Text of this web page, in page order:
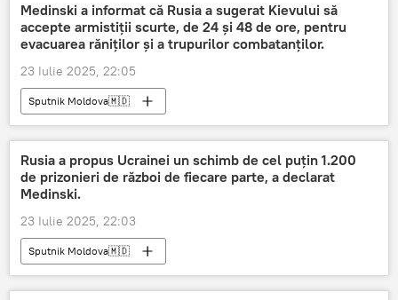
Medinski a informat că Rusia a sugerat Kievului să
accepte armistiții scurte, de 24 și 48 de ore, pentru
evacuarea răniților și a trupurilor combatanților.
23 Iulie 2025, 22:05
Sputnik Moldova🇲🇩
Rusia a propus Ucrainei un schimb de cel puțin 1.200
de prizonieri de război de fiecare parte, a declarat
Medinski.
23 Iulie 2025, 22:03
Sputnik Moldova🇲🇩